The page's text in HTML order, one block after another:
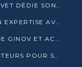
LUMIÈRES DU CONGO : DESTIN GAVET DÉDIE SON PRIX À L’UNITÉ NATIONALE ET À LA JEUNESSE
CONGO TERMINAL RENFORCE SON EXPERTISE AVEC NEUF NOUVEAUX FORMATEURS EN ENGINS PORTUAIRES
L’ARCHER PREND LE CONTRÔLE DE GINOV ET ACCÉLÈRE SON VIRAGE NUMÉRIQUE
LA BEAC ABAISSE SES TAUX DIRECTEURS POUR SOUTENIR LA CROISSANCE EN ZONE CEMAC